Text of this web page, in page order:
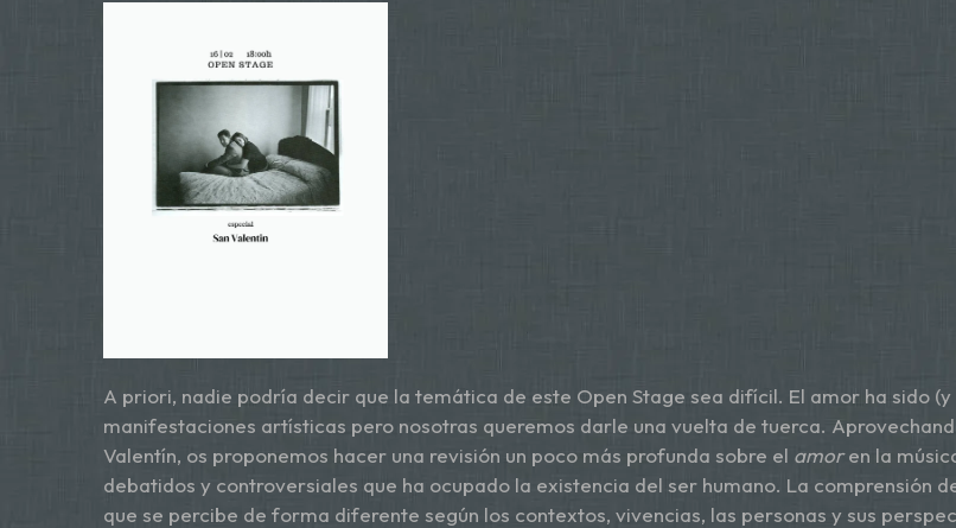
A priori, nadie podría decir que la temática de este Open Stage sea difícil. El amor ha sido
manifestaciones artísticas pero nosotras queremos darle una vuelta de tuerca.
Valentín, os proponemos hacer una revisión un poco más profunda sobre el amoren la
debatidos y controversiales que ha ocupado la existencia del ser humano. La comprensión
que se percibe de forma diferente según los contextos, vivencias, las personas y sus